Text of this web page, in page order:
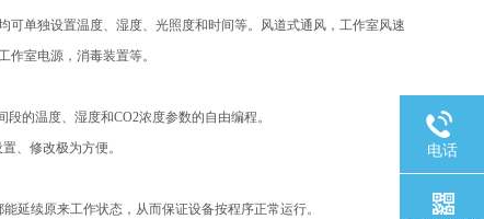
单独设置温度、湿度、光照度和时间等。风道式通风，工作室风速
室电源，消毒装置等。
的温度、湿度和CO2浓度参数的自由编程。
、修改极为方便。
延续原来工作状态，从而保证设备按程序正常运行。
电话